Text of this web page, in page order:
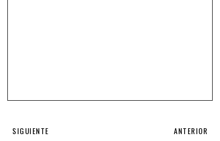
SIGUIENTE ANTERIOR